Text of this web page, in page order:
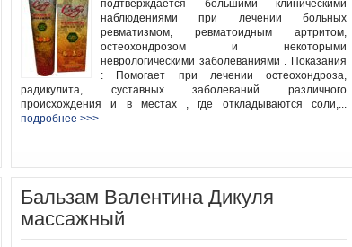
подтверждается большими клиническими
наблюдениями при лечении больных
ревматизмом, ревматоидным артритом,
остеохондрозом и некоторыми
неврологическими заболеваниями . Показания
: Помогает при лечении остеохондроза,
радикулита, суставных заболеваний различного
происхождения и в местах , где откладываются соли,...
подробнее >>>
Бальзам Валентина Дикуля
массажный